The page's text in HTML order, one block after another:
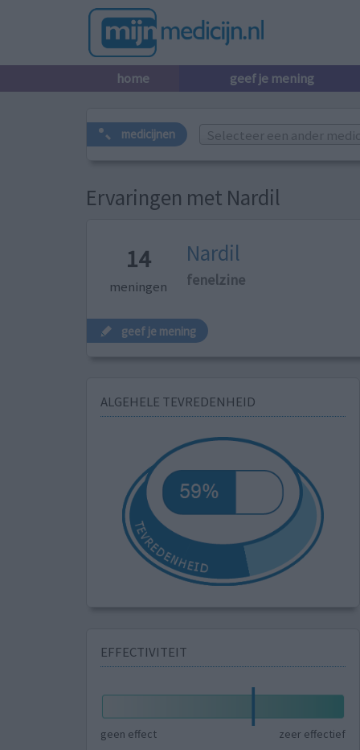
home geef je mening
medicijnen Selecteer een ander
Ervaringen met Nardil
14
meningen
Nardil
fenelzine
geef je mening
ALGEHELE TEVREDENHEID
EFFECTIVITEIT
geen effect zeer effectief